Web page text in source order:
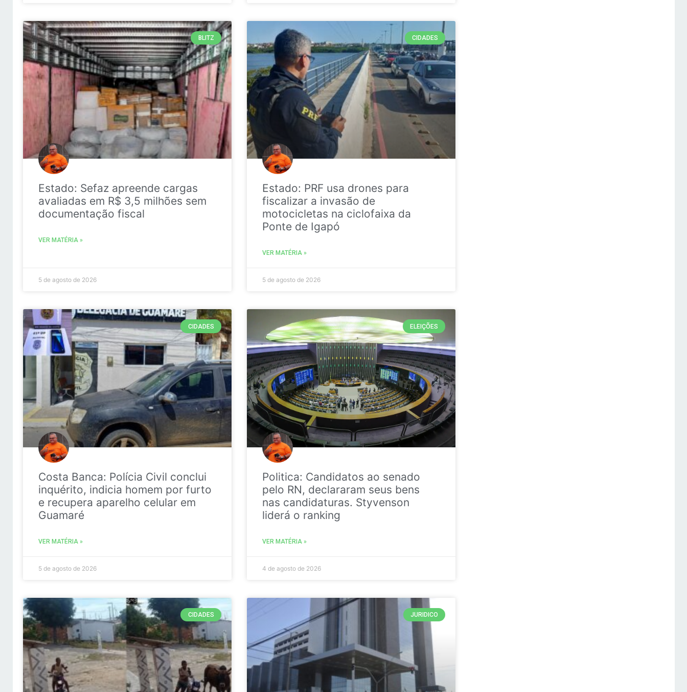
BLITZ
Estado: Sefaz apreende cargas
avaliadas em R$ 3,5 milhões sem
documentação fiscal
VER MATÉRIA »
5 de agosto de 2026
CIDADES
Estado: PRF usa drones para
fiscalizar a invasão de
motocicletas na ciclofaixa da
Ponte de Igapó
VER MATÉRIA »
5 de agosto de 2026
CIDADES
Costa Banca: Polícia Civil conclui
inquérito, indicia homem por furto
e recupera aparelho celular em
Guamaré
VER MATÉRIA »
5 de agosto de 2026
ELEIÇÕES
Politica: Candidatos ao senado
pelo RN, declararam seus bens
nas candidaturas. Styvenson
liderá o ranking
VER MATÉRIA »
4 de agosto de 2026
CIDADES JURIDICO